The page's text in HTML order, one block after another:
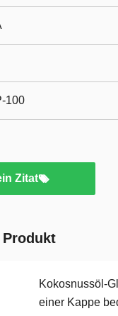
100
Zitat
Kokosnussöl-
einer Kappe